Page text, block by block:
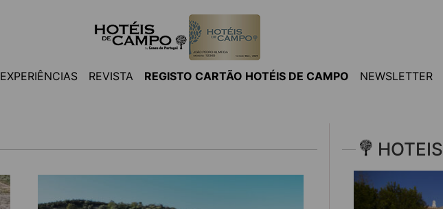
EXPERIÊNCIAS REVISTA REGISTO CARTÃO HOTÉIS DE CAMPO NEWSLETTER
HOTEIS